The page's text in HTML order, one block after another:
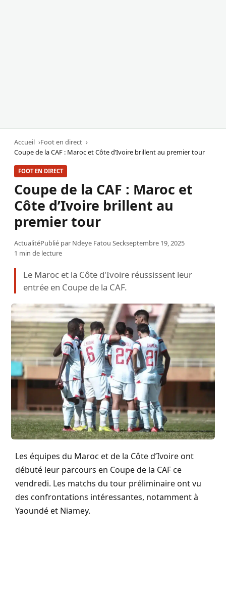
Accueil
Foot en direct
Coupe de la CAF : Maroc et Côte d’Ivoire brillent au premier tour
FOOT EN DIRECT
Coupe de la CAF : Maroc et
Côte d’Ivoire brillent au
premier tour
ActualitéPublié par Ndeye Fatou Seckseptembre 19, 2025
1 min de lecture
Le Maroc et la Côte d'Ivoire réussissent leur
entrée en Coupe de la CAF.
Les équipes du Maroc et de la Côte d’Ivoire ont
débuté leur parcours en Coupe de la CAF ce
vendredi. Les matchs du tour préliminaire ont vu
des confrontations intéressantes, notamment à
Yaoundé et Niamey.